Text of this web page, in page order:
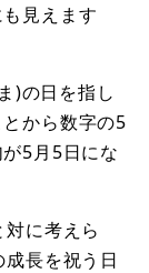
見えます
)の日を指し
から数字の5
5月5日にな
に考えら
長を祝う日